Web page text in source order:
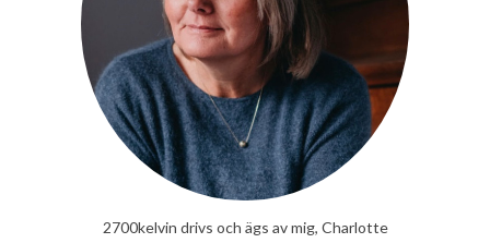
2700kelvin drivs och ägs av mig, Charlotte